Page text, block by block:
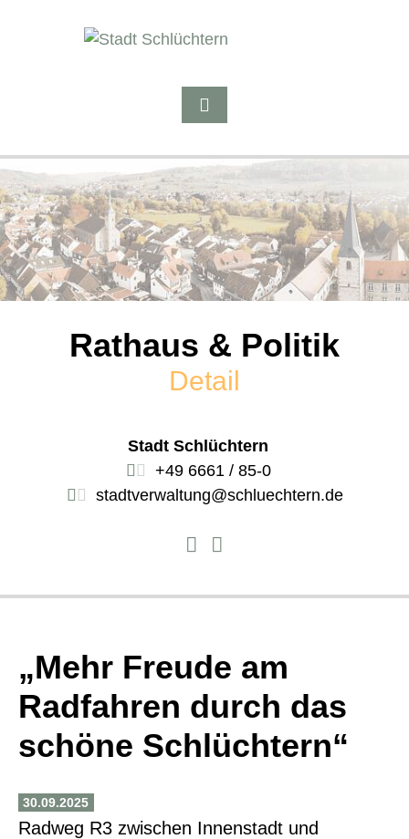
Rathaus & Politik
Detail
Stadt Schlüchtern
+49 6661 / 85-0
stadtverwaltung@schluechtern.de
„Mehr Freude am
Radfahren durch das
schöne Schlüchtern“
30.09.2025
Radweg R3 zwischen Innenstadt und